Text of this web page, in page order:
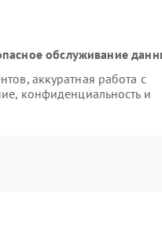
обслуживание
аккуратная работа с
конфиденциальность и